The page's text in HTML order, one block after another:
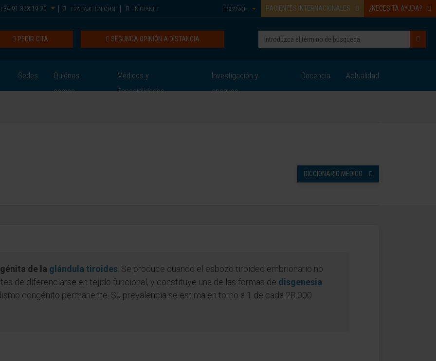
+34 91 353 19 20 TRABAJE EN CUN INTRANET PACIENTES INTERNACIONALES ¿NECESITA AYUDA?
ESPAÑOL
SEGUNDA OPINIÓN A DISTANCIA
PEDIR CITA
Sedes
Quiénes
somos
Médicos y
Especialidades
Investigación y
ensayos
Docencia Actualidad
DICCIONARIO MÉDICO
de la glándula tiroides . Se produce cuando el esbozo tiroideo embrionario no
de diferenciarse en tejido funcional, y constituye una de las formas de disgenesia
congénito permanente. Su prevalencia se estima en torno a 1 de cada 28 000